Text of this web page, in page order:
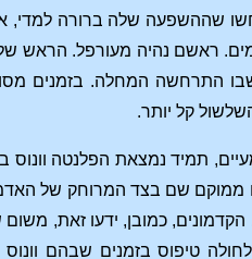
שההשפעה שלה ברורה למדי,
ראשם נהיה מעורפל. הראש
התרחשה המחלה. בזמנים
קל יותר.
תמיד נמצאת הפלנטה וונוס
את וונוס כאן. אם אדם ממוקם שם בצד
כמובן, ידעו זאת,
טיפוס בזמנים שבהם וונוס